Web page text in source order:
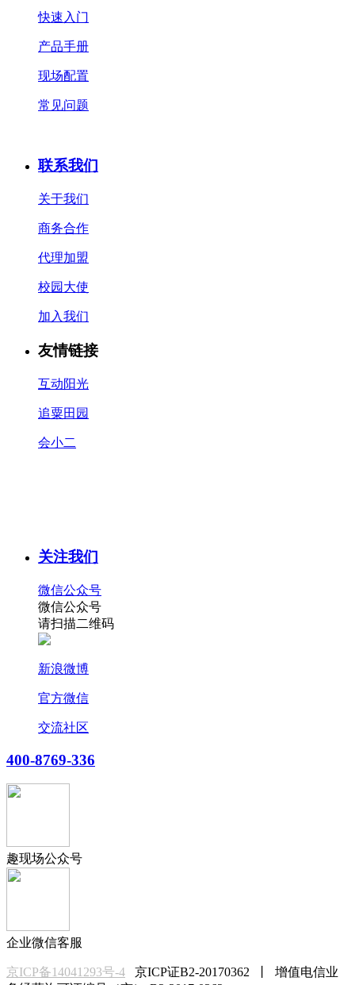
快速入门
产品手册
现场配置
常见问题
联系我们
关于我们
商务合作
代理加盟
校园大使
加入我们
友情链接
互动阳光
追粟田园
会小二
关注我们
微信公众号
微信公众号
请扫描二维码
新浪微博
官方微信
交流社区
400-8769-336
趣现场公众号
企业微信客服
京ICP备14041293号-4 京ICP证B2-20170362 丨 增值电信业